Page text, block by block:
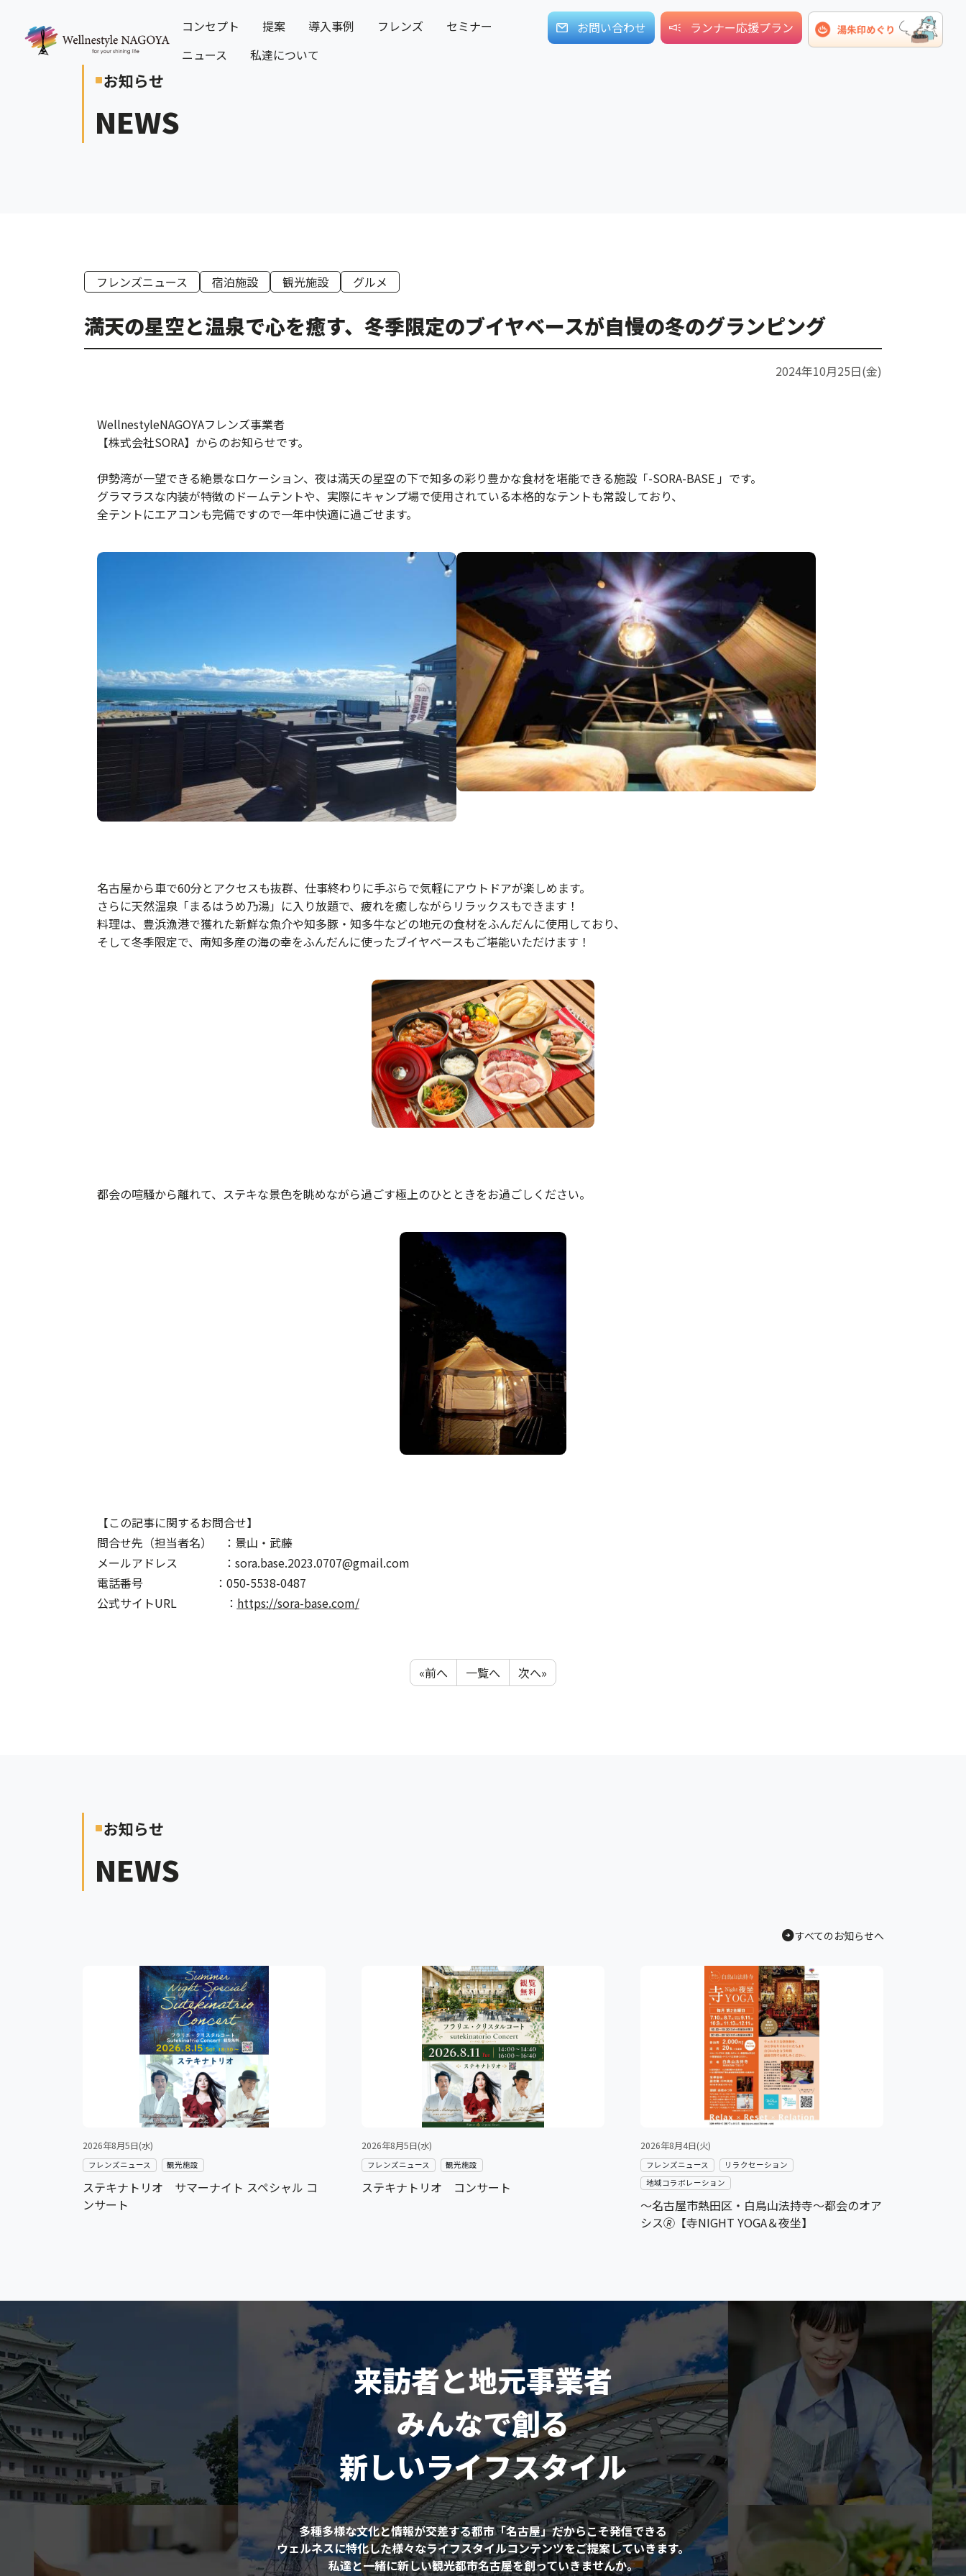
コンセプト 提案 導入事例 フレンズ
セミナー
ニュース
私達について
お問い合わせ ランナー応援プラン
crop_square お知らせ
NEWS
フレンズニュース 宿泊施設 観光施設 グルメ
満天の星空と温泉で心を癒す、冬季限定のブイヤベースが自慢の冬のグランピング
2024年10月25日(金)
WellnestyleNAGOYAフレンズ事業者
【株式会社SORA】からのお知らせです。
伊勢湾が一望できる絶景なロケーション、夜は満天の星空の下で知多の彩り豊かな食材を堪能できる施設「-SORA-BASE 」です。
グラマラスな内装が特徴のドームテントや、実際にキャンプ場で使用されている本格的なテントも常設しており、
全テントにエアコンも完備ですので一年中快適に過ごせます。
名古屋から車で60分とアクセスも抜群、仕事終わりに手ぶらで気軽にアウトドアが楽しめます。
さらに天然温泉「まるはうめ乃湯」に入り放題で、疲れを癒しながらリラックスもできます！
料理は、豊浜漁港で獲れた新鮮な魚介や知多豚・知多牛などの地元の食材をふんだんに使用しており、
そして冬季限定で、南知多産の海の幸をふんだんに使ったブイヤベースもご堪能いただけます！
都会の喧騒から離れて、ステキな景色を眺めながら過ごす極上のひとときをお過ごしください。
【この記事に関するお問合せ】
問合せ先（担当者名） ：景山・武藤
メールアドレス ：sora.base.2023.0707@gmail.com
電話番号 ：050-5538-0487
公式サイトURL ： https://sora-base.com/
«前へ 一覧へ 次へ»
crop_square お知らせ
NEWS
arrow_circle_rightすべてのお知らせへ
2026年8月5日(水)
フレンズニュース 観光施設
ステキナトリオ サマーナイト スペシャル コ
ンサート
2026年8月5日(水)
フレンズニュース 観光施設
ステキナトリオ コンサート
2026年8月4日(火)
フレンズニュース
リラクセーション
地域コラボレーション
～名古屋市熱田区・白鳥山法持寺～都会のオア
シス🄬【寺NIGHT YOGA＆夜坐】
来訪者と地元事業者
みんなで創る
新しいライフスタイル
多種多様な文化と情報が交差する都市「名古屋」だからこそ発信できる
ウェルネスに特化した様々なライフスタイルコンテンツをご提案していきます。
私達と一緒に新しい観光都市名古屋を創っていきませんか。